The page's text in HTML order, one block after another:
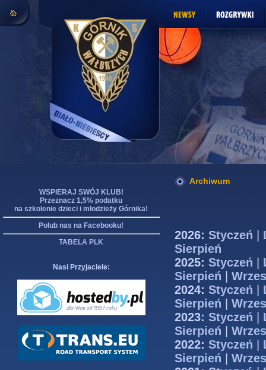
WSPIERAJ SWÓJ KLUB!
Przeznacz 1,5% podatku
na szkolenie dzieci i młodzieży Górnika!
Polub nas na Facebooku!
TABELA PLK
Nasi Przyjaciele:
Archiwum
2026: Styczeń
Sierpień
2025: Styczeń
Sierpień
2024: Styczeń
Sierpień
2023: Styczeń
Sierpień
2022: Styczeń
Sierpień